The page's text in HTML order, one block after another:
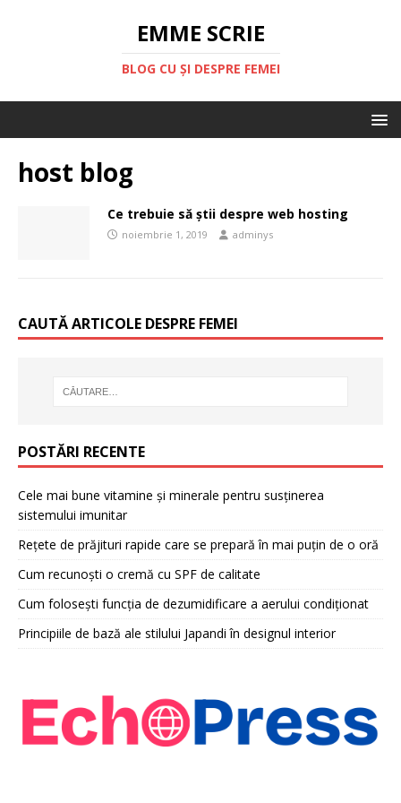
EMME SCRIE
BLOG CU ȘI DESPRE FEMEI
host blog
Ce trebuie să știi despre web hosting
noiembrie 1, 2019 adminys
CAUTĂ ARTICOLE DESPRE FEMEI
POSTĂRI RECENTE
Cele mai bune vitamine și minerale pentru susținerea
sistemului imunitar
Rețete de prăjituri rapide care se prepară în mai puțin de o oră
Cum recunoști o cremă cu SPF de calitate
Cum folosești funcția de dezumidificare a aerului condiționat
Principiile de bază ale stilului Japandi în designul interior